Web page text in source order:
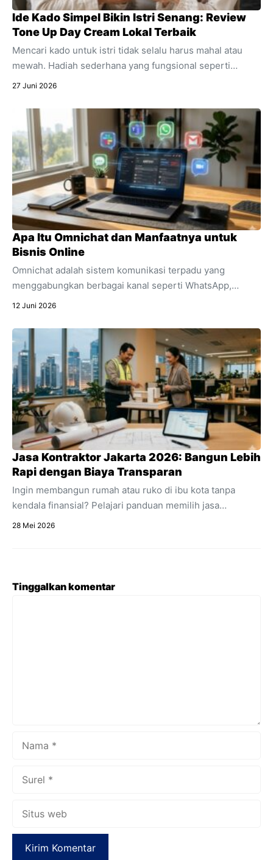
Ide Kado Simpel Bikin Istri Senang: Review
Tone Up Day Cream Lokal Terbaik
Mencari kado untuk istri tidak selalu harus mahal atau
mewah. Hadiah sederhana yang fungsional seperti
skincare sering kali jauh lebih berkesan. Temukan alasan
dijadikan kado spesial untuk mendukung aktivitasnya.
27 Juni 2026
Apa Itu Omnichat dan Manfaatnya untuk
Bisnis Online
Omnichat adalah sistem komunikasi terpadu yang
menggabungkan berbagai kanal seperti WhatsApp,
Instagram, dan live chat ke dalam satu dashboard.
perbedaannya dengan multichannel, dan manfaat
utamanya untuk efisiensi bisnis online Anda.
12 Juni 2026
Jasa Kontraktor Jakarta 2026: Bangun Lebih
Rapi dengan Biaya Transparan
Ingin membangun rumah atau ruko di ibu kota tanpa
kendala finansial? Pelajari panduan memilih jasa
kontraktor Jakarta dengan estimasi RAB transparan dan
28 Mei 2026
Tinggalkan komentar